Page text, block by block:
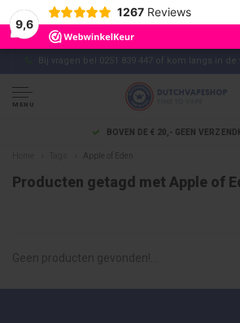
9,6
1267 Reviews
Bij vragen bel 0251 839 447 of kom langs in de
MENU
BOVEN DE € 20,- GEEN
Apple of Eden
Producten getagd met Apple of
Geen producten gevonden!...